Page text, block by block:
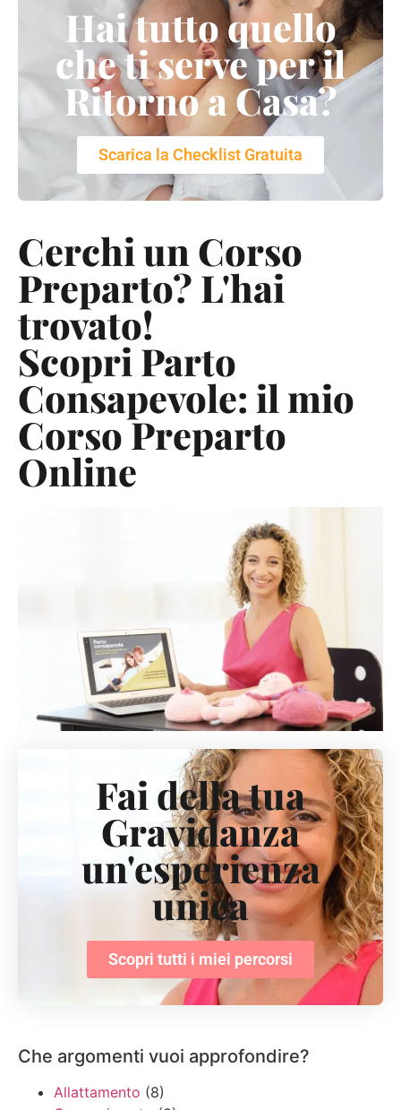
Hai tutto quello
che ti serve per il
Ritorno a Casa?
Scarica la Checklist Gratuita
Cerchi un Corso
Preparto? L'hai
trovato!
Scopri Parto
Consapevole: il mio
Corso Preparto
Online
Fai della tua
Gravidanza
un'esperienza
unica
Scopri tutti i miei percorsi
Che argomenti vuoi approfondire?
Allattamento (8)